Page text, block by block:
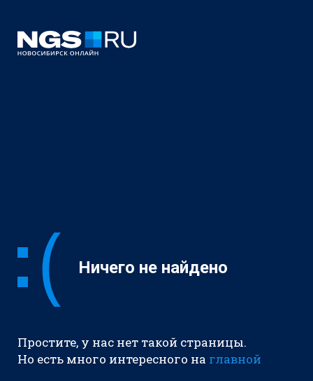
Ничего не найдено
Простите, у нас нет такой страницы.
Но есть много интересного на главной